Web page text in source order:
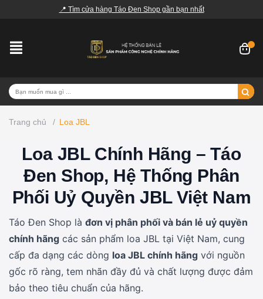
📍 Tìm cửa hàng Táo Đen Shop gần bạn nhất
Trang chủ / Loa JBL
Loa JBL Chính Hãng – Táo
Đen Shop, Hệ Thống Phân
Phối Uỷ Quyền JBL Việt Nam
Táo Đen Shop là đơn vị phân phối và bán lẻ uỷ quyền
chính hãng các sản phẩm loa JBL tại Việt Nam, cung
cấp đa dạng các dòng loa JBL chính hãng với nguồn
gốc rõ ràng, tem nhãn đầy đủ và chất lượng được đảm
bảo theo tiêu chuẩn của hãng.